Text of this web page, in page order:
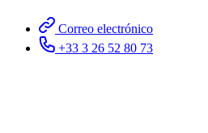
Correo electrónico
+33 3 26 52 80 73